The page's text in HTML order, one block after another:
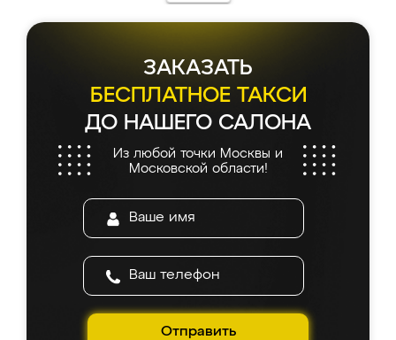
ЗАКАЗАТЬ
БЕСПЛАТНОЕ ТАКСИ
ДО НАШЕГО САЛОНА
Из любой точки Москвы и
Московской области!
Отправить